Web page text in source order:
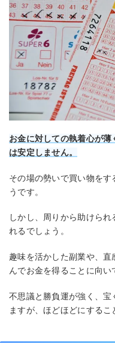
お金に対しての執着心が
は安定しません。
その場の勢いで買い物を
うです。
しかし、周りから助けら
れるでしょう。
趣味を活かした副業や、
んでお金を得ることに向い
不思議と勝負運が強く、宝
ますが、ほどほどにするこ